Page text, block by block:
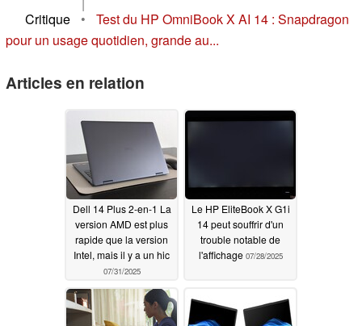
Critique
•
Test du HP OmniBook X AI 14 : Snapdragon
pour un usage quotidien, grande au...
Articles en relation
Dell 14 Plus 2-en-1 La
version AMD est plus
rapide que la version
Intel, mais il y a un hic
07/31/2025
Le HP EliteBook X G1i
14 peut souffrir d'un
trouble notable de
l'affichage 07/28/2025